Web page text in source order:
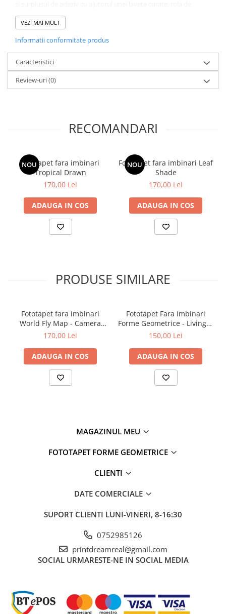
silicon sau spaclu de plastic. Poate fi dezlipit și repozitionat cu
ușurință fără a risca ruperea.
adeziv pastă la găleată, pentru tapet greu. Grosimea tapetului
este de 280gr/mp.
Fototapetul va fi expediat intr-un tub de carton care ii va asigura
protectia la livrare.
VEZI MAI MULT
Informatii conformitate produs
Caracteristici
Review-uri(0)
RECOMANDARI
NOU
Fototapet fara imbinari
Tropical Drawn
170,00 Lei
ADAUGA IN COS
NOU
Fototapet fara imbinari Leaf
Shade
170,00 Lei
ADAUGA IN COS
PRODUSE SIMILARE
Fototapet fara imbinari
World Fly Map - Camera
Copilului
170,00 Lei
ADAUGA IN COS
Fototapet Fara Imbinari
Forme Geometrice - Living &
Dormitor
150,00 Lei
ADAUGA IN COS
MAGAZINUL MEU
FOTOTAPET FORME GEOMETRICE
CLIENTI
DATE COMERCIALE
SUPORT CLIENTI LUNI-VINERI, 8-16:30
0752985126
printdreamreal@gmail.com
SOCIAL URMARESTE-NE IN SOCIAL MEDIA